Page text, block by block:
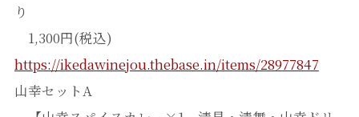
り
1,300円(税込)
https://ikedawinejou.thebase.in/items/28977847
山幸セットA